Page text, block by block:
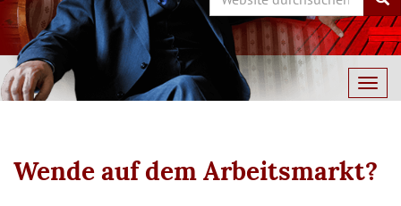
Wende auf dem Arbeitsmarkt?